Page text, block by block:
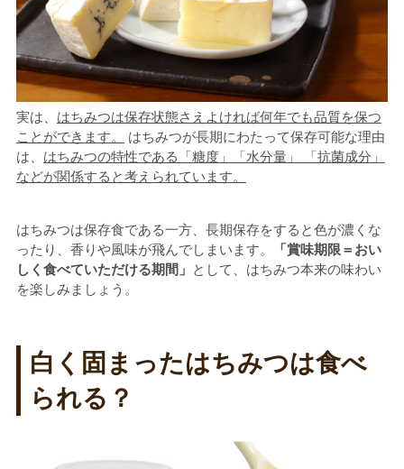
実は、 はちみつは保存状態さえよければ何年でも品質を保つ
ことができます。
はちみつが長期にわたって保存可能な理由
は、 はちみつの特性である「糖度」「水分量」 「抗菌成分」
などが関係すると考えられています。
はちみつは保存食である一方、長期保存をすると色が濃くな
ったり、香りや風味が飛んでしまいます。
「賞味期限＝おい
しく食べていただける期間」 として、はちみつ本来の味わい
を楽しみましょう。
白く固まったはちみつは食べ
られる？